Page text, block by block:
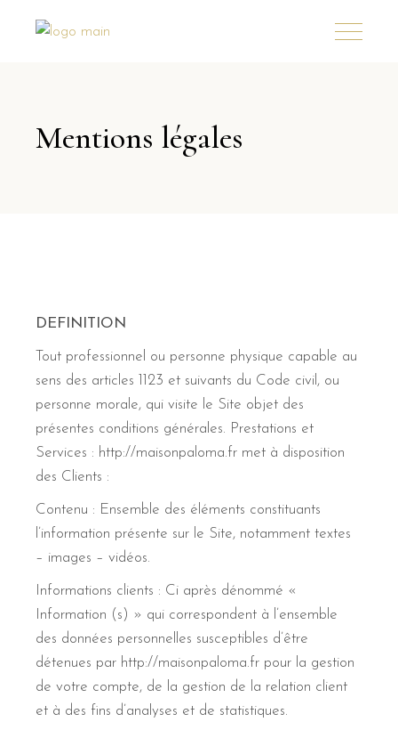
Mentions légales
DEFINITION
Tout professionnel ou personne physique capable au
sens des articles 1123 et suivants du Code civil, ou
personne morale, qui visite le Site objet des
présentes conditions générales. Prestations et
Services : http://maisonpaloma.fr met à disposition
des Clients :
Contenu : Ensemble des éléments constituants
l’information présente sur le Site, notamment textes
– images – vidéos.
Informations clients : Ci après dénommé «
Information (s) » qui correspondent à l’ensemble
des données personnelles susceptibles d’être
détenues par http://maisonpaloma.fr pour la gestion
de votre compte, de la gestion de la relation client
et à des fins d’analyses et de statistiques.